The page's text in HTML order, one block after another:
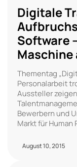
Digitale
Software
Maschine
Thementag
Personalarbeit
Aussteller
Bewerbern und
Markt für Human
August 10, 2015